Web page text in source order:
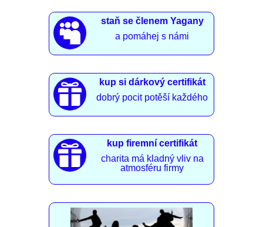

staň se členem Yagany
a pomáhej s námi

kup si dárkový certifikát
dobrý pocit potěší každého

kup firemní certifikát
charita má kladný vliv na
atmosféru firmy